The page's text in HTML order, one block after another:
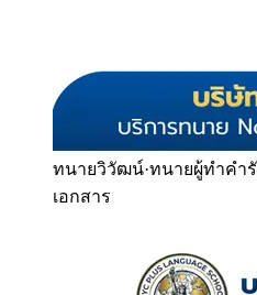
ทนายวิวัฒน์·ทนายผู้ทำคำ
เอกสาร